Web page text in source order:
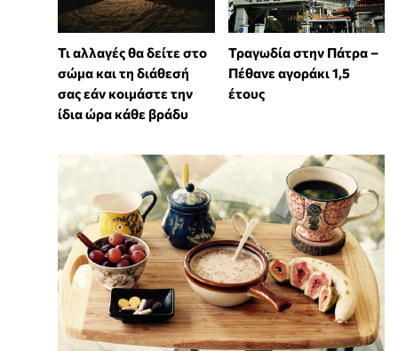
Τι αλλαγές θα δείτε στο
σώμα και τη διάθεσή
σας εάν κοιμάστε την
ίδια ώρα κάθε βράδυ
Τραγωδία στην Πάτρα –
Πέθανε αγοράκι 1,5
έτους